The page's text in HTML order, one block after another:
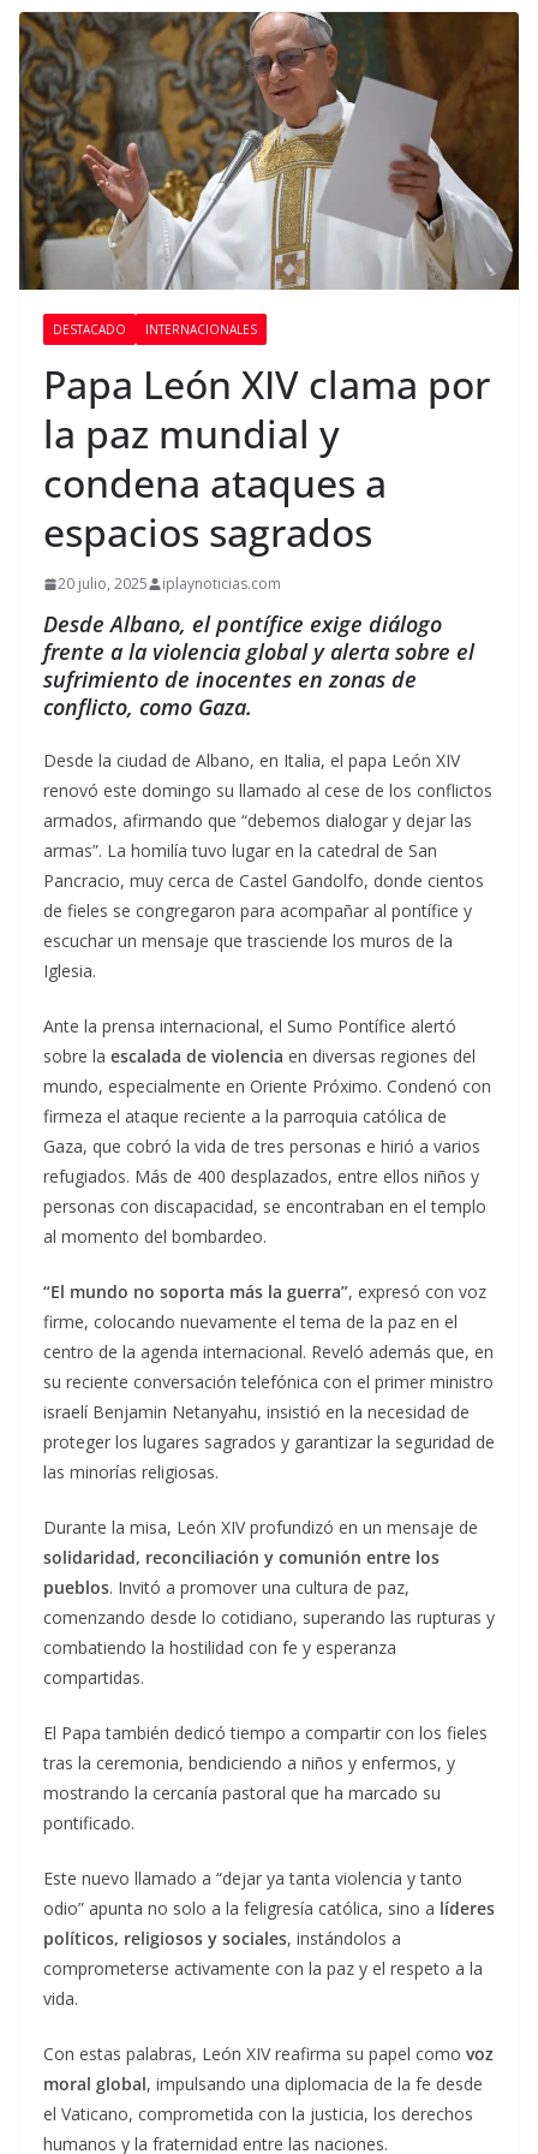
DESTACADO INTERNACIONALES
Papa León XIV clama por
la paz mundial y
condena ataques a
espacios sagrados
20 julio, 2025 iplaynoticias.com
Desde Albano, el pontífice exige diálogo
frente a la violencia global y alerta sobre el
sufrimiento de inocentes en zonas de
conflicto, como Gaza.
Desde la ciudad de Albano, en Italia, el papa León XIV
renovó este domingo su llamado al cese de los conflictos
armados, afirmando que “debemos dialogar y dejar las
armas”. La homilía tuvo lugar en la catedral de San
Pancracio, muy cerca de Castel Gandolfo, donde cientos
de fieles se congregaron para acompañar al pontífice y
escuchar un mensaje que trasciende los muros de la
Iglesia.
Ante la prensa internacional, el Sumo Pontífice alertó
sobre la escalada de violencia en diversas regiones del
mundo, especialmente en Oriente Próximo. Condenó con
firmeza el ataque reciente a la parroquia católica de
Gaza, que cobró la vida de tres personas e hirió a varios
refugiados. Más de 400 desplazados, entre ellos niños y
personas con discapacidad, se encontraban en el templo
al momento del bombardeo.
“El mundo no soporta más la guerra”, expresó con voz
firme, colocando nuevamente el tema de la paz en el
centro de la agenda internacional. Reveló además que, en
su reciente conversación telefónica con el primer ministro
israelí Benjamin Netanyahu, insistió en la necesidad de
proteger los lugares sagrados y garantizar la seguridad de
las minorías religiosas.
Durante la misa, León XIV profundizó en un mensaje de
solidaridad, reconciliación y comunión entre los
pueblos. Invitó a promover una cultura de paz,
comenzando desde lo cotidiano, superando las rupturas y
combatiendo la hostilidad con fe y esperanza
compartidas.
El Papa también dedicó tiempo a compartir con los fieles
tras la ceremonia, bendiciendo a niños y enfermos, y
mostrando la cercanía pastoral que ha marcado su
pontificado.
Este nuevo llamado a “dejar ya tanta violencia y tanto
odio” apunta no solo a la feligresía católica, sino a líderes
políticos, religiosos y sociales, instándolos a
comprometerse activamente con la paz y el respeto a la
vida.
Con estas palabras, León XIV reafirma su papel como voz
moral global, impulsando una diplomacia de la fe desde
el Vaticano, comprometida con la justicia, los derechos
humanos y la fraternidad entre las naciones.